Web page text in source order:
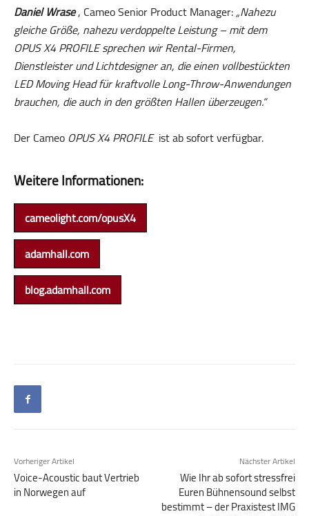
Daniel Wrase, Cameo Senior Product Manager:„Nahezu
gleiche Größe, nahezu verdoppelte Leistung – mit dem
OPUS X4 PROFILE sprechen wir Rental-Firmen,
Dienstleister und Lichtdesigner an, die einen vollbestückten
LED Moving Head für kraftvolle Long-Throw-Anwendungen
brauchen, die auch in den größten Hallen überzeugen.“
Der Cameo OPUS X4 PROFILEist ab sofort verfügbar.
Weitere Informationen:
cameolight.com/opusX4
adamhall.com
blog.adamhall.com
Vorheriger Artikel
Voice-Acoustic baut Vertrieb
in Norwegen auf
Nächster Artikel
Wie Ihr ab sofort stressfrei
Euren Bühnensound selbst
bestimmt – der Praxistest IMG